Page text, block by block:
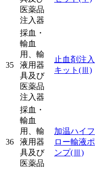
医薬品
注入器
35
採血・
輸血
用、輸
液用器
具及び
医薬品
注入器
止血剤注入
キット (Ⅲ)
36
採血・
輸血
用、輸
液用器
具及び
医薬品
加温ハイフ
ロー輸液ポ
ンプ(Ⅲ)